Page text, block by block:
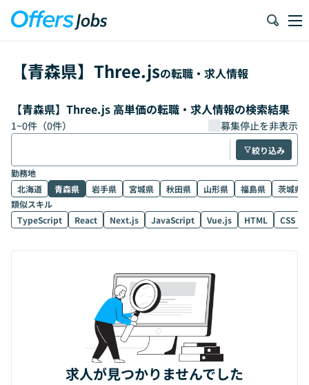
【青森県】 Three.jsの転職・求人情報
【青森県】Three.js 高単価の転職・求人情報の検索結果
1~0件（0件） 募集停止を非表示
絞り込み
勤務地
北海道
青森県 岩手県 宮城県 秋田県 山形県 福島県
茨城県
類似スキル
TypeScript
React Next.js JavaScript Vue.js HTML CSS
求人が見つかりませんでした